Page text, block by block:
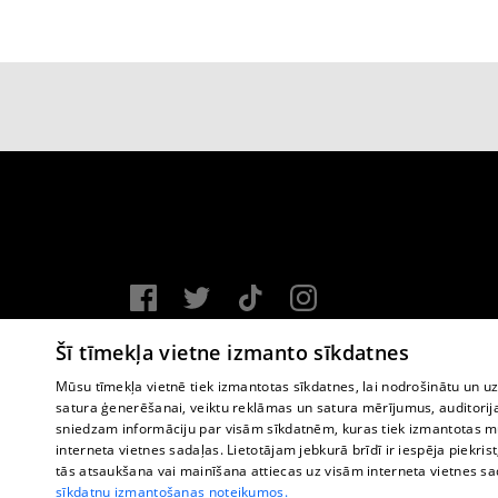
Vortal assistance service: e-mail -
Copyright © 2004-2026 SIA HELIO MEDIA.
All rights reserved.
Šī tīmekļa vietne izmanto sīkdatnes
Mūsu tīmekļa vietnē tiek izmantotas sīkdatnes, lai nodrošinātu un
satura ģenerēšanai, veiktu reklāmas un satura mērījumus,
sniedzam informāciju par visām sīkdatnēm, kuras tiek izmantotas
interneta vietnes sadaļas. Lietotājam jebkurā brīdī ir iespēja
tās atsaukšana vai mainīšana attiecas uz visām interneta vietnes
sīkdatņu izmantošanas noteikumos.